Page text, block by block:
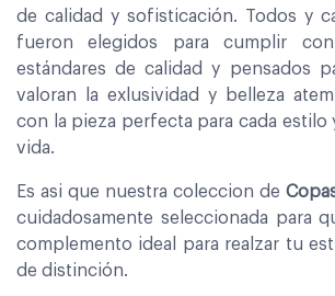
de calidad y sofisticación. Todos y
fueron elegidos para cumplir
estándares de calidad y pensados
valoran la exlusividad y belleza
con la pieza perfecta para cada estilo
vida.
Es asi que nuestra coleccion de
cuidadosamente seleccionada para
complemento ideal para realzar tu
de distinción.